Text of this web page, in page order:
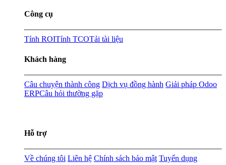
Công cụ
Tính ROITính TCOTải tài liệu
Khách hàng
Câu chuyện thành công Dịch vụ đồng hành Giải pháp Odoo
ERPCâu hỏi thường gặp
Hỗ trợ
Về chúng tôi Liên hệ Chính sách bảo mật Tuyển dụng